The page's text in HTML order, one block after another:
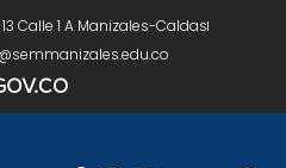
Calle 1 A Manizales-Caldas